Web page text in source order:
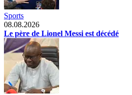
Sports
08.08.2026
Le père de Lionel Messi est décédé